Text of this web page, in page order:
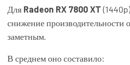
Для Radeon RX 7800 XT
снижение производительности
заметным.
В среднем оно составило: